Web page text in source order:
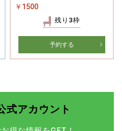
￥1500
残り3枠
予約する
式アカウント